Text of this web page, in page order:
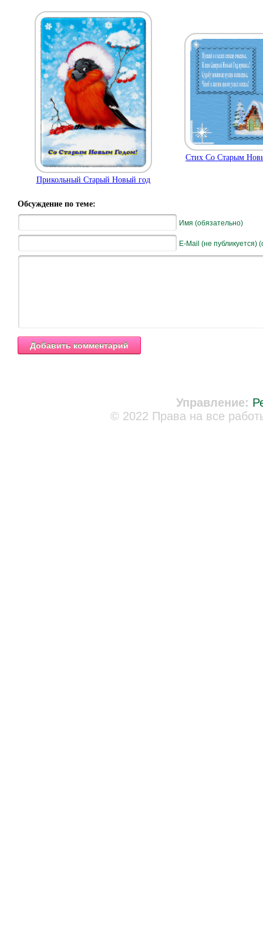
Прикольный Старый Новый год
Стих Со Старым
Обсуждение по теме:
Имя (обязательно)
E-Mail (не публикуется)
Управление:
© 2022 Права на все